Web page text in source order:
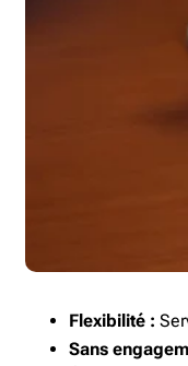
Flexibilité :
Sans